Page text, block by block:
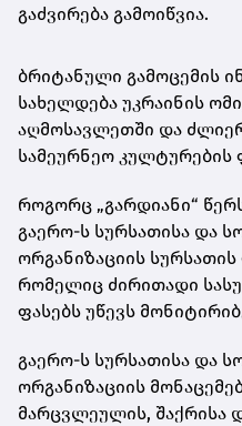
გაძვირება გამოიწვია.
ბრიტანული გამოცემის
სახელდება უკრაინის
აღმოსავლეთში და
სამეურნეო კულტურების
როგორც „გარდიანი“
გაერო-ს სურსათისა და
ორგანიზაციის სურსათის
რომელიც ძირითადი
ფასებს უწევს
გაერო-ს სურსათისა და
ორგანიზაციის
მარცვლეულის, შაქრისა